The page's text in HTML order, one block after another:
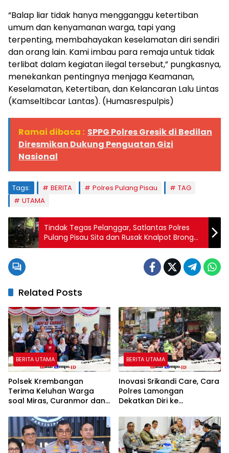
“Balap liar tidak hanya mengganggu ketertiban
umum dan kenyamanan warga, tapi yang
terpenting, membahayakan keselamatan diri sendiri
dan orang lain. Kami imbau para remaja untuk tidak
terlibat dalam kegiatan ilegal tersebut,” pungkasnya,
menekankan pentingnya menjaga Keamanan,
Keselamatan, Ketertiban, dan Kelancaran Lalu Lintas
(Kamseltibcar Lantas). (Humasrespulpis)
Ramai dibaca : SPPG Polres Gresik di Bedilan
Diresmikan Dukung Penguatan Gizi
Nasional
Tags: BERITA Polres Pulang Pisau
TAG
UTAMA
Tindak Tegas Pelanggar, Satlantas Polres
Pulang Pisau Sita dan Rusak Knalpot Brong
Motor yang Diduga Siap Balap Liar
Related Posts
BERITA UTAMA
Polsek Krembangan
Terima Keluhan Warga
soal Miras, Curanmor dan
BERITA UTAMA
Inovasi Srikandi Care, Cara
Polres Lamongan
Dekatkan Diri ke